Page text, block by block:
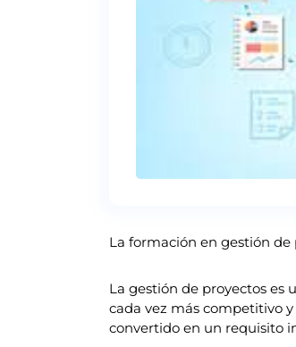
La formación en gestión de
La gestión de proyectos
cada vez más competitivo
convertido en un requisito